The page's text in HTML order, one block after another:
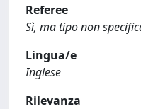
Referee
Sì, ma tipo non
Lingua/e
Inglese
Rilevanza